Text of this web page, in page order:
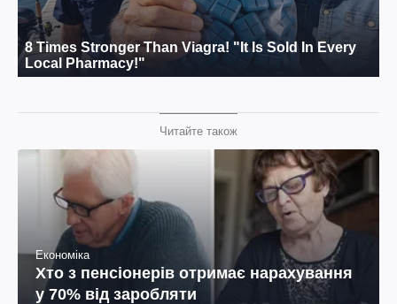
Читайте також
Економіка
Хто з пенсіонерів отримає нарахування
у 70% від заробляти